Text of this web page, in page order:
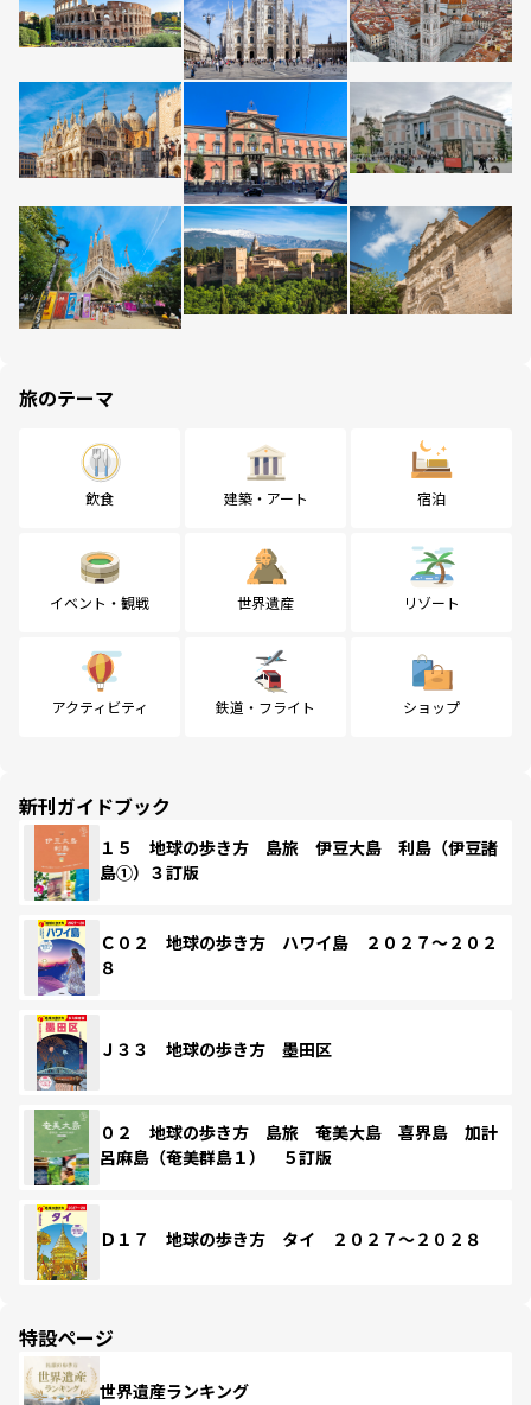
旅のテーマ
飲食 建築・アート 宿泊
イベント・観戦 世界遺産 リゾート
アクティビティ 鉄道・フライト ショップ
新刊ガイドブック
１５ 地球の歩き方 島旅 伊豆大島 利島（伊豆諸
島①）３訂版
Ｃ０２ 地球の歩き方 ハワイ島 ２０２７～２０２
８
Ｊ３３ 地球の歩き方 墨田区
０２ 地球の歩き方 島旅 奄美大島 喜界島 加計
呂麻島（奄美群島１） ５訂版
Ｄ１７ 地球の歩き方 タイ ２０２７～２０２８
特設ページ
世界遺産ランキング